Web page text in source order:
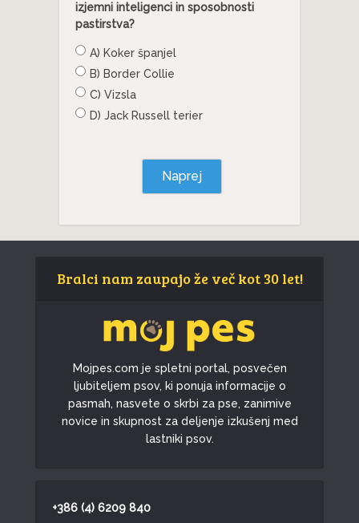
izjemni inteligenci in sposobnosti
pastirstva?
A) Koker španjel
B) Border Collie
C) Vizsla
D) Jack Russell terier
Naprej
Bralci nam zaupajo že več kot 30 let!
Mojpes.com je spletni portal, posvečen
ljubiteljem psov, ki ponuja informacije o
pasmah, nasvete o skrbi za pse, zanimive
novice in skupnost za deljenje izkušenj med
lastniki psov.
+386 (4) 6209 840